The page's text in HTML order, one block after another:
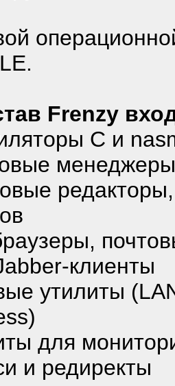
Frenzy
C и
клиенты
утилиты
для
и редиректы